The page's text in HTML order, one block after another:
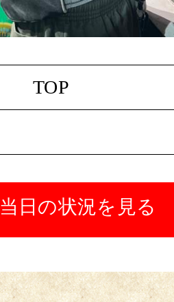
TOP
当日の状況を見る